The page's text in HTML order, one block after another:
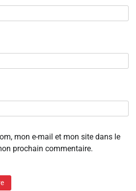
mon e-mail et mon site dans le
prochain commentaire.